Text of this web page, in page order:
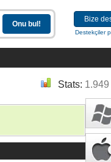
Bize
Destekçiler
Stats: 1.949